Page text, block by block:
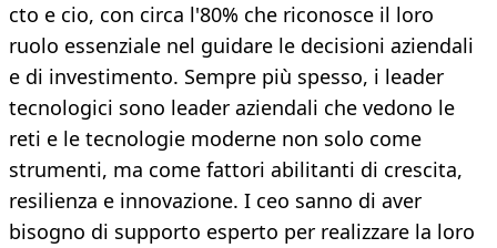
cto e cio, con circa l'80% che riconosce il loro
ruolo essenziale nel guidare le decisioni aziendali
e di investimento. Sempre più spesso, i leader
tecnologici sono leader aziendali che vedono le
reti e le tecnologie moderne non solo come
strumenti, ma come fattori abilitanti di crescita,
resilienza e innovazione. I ceo sanno di aver
bisogno di supporto esperto per realizzare la loro